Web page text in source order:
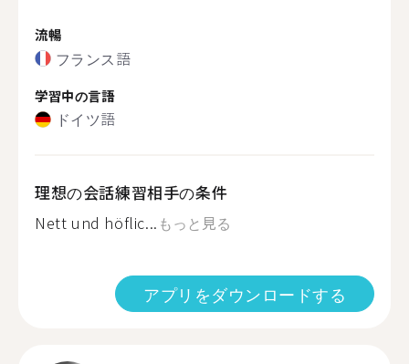
流暢
フランス語
学習中の言語
ドイツ語
理想の会話練習相手の条件
Nett und höflic... もっと見る
アプリをダウンロードする